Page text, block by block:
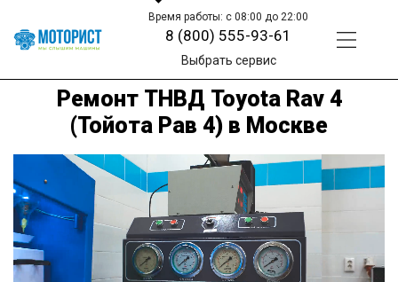
Время работы: с 08:00 до 22:00
8 (800) 555-93-61
Выбрать сервис
Ремонт ТНВД Toyota Rav 4
(Тойота Рав 4) в Москве